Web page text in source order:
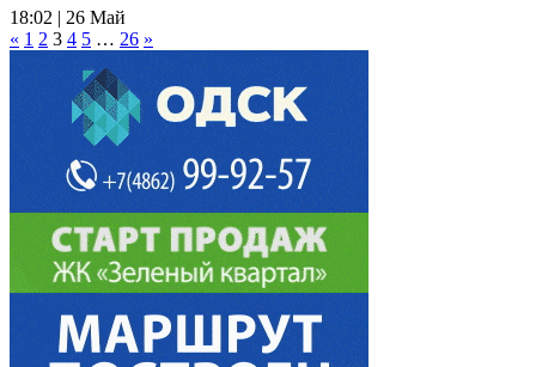
18:02 | 26 Май
« 1 2 3 4 5 … 26 »